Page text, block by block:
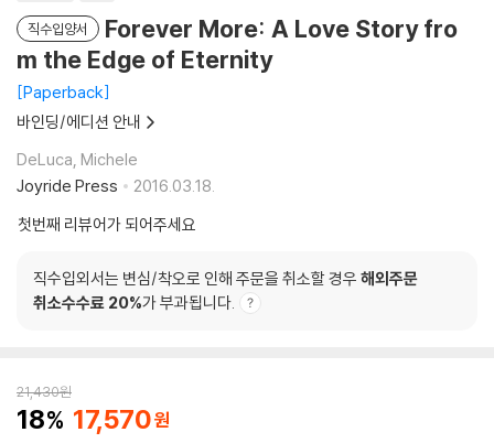
직수입양서
Forever More: A Love Story fro
m the Edge of Eternity
Paperback
바인딩/에디션 안내
DeLuca, Michele
Joyride Press
2016.03.18.
첫번째 리뷰어가 되어주세요
직수입외서는 변심/착오로 인해 주문을 취소할 경우 해외주문
취소수수료 20%가 부과됩니다.
21,430원
18 17,570